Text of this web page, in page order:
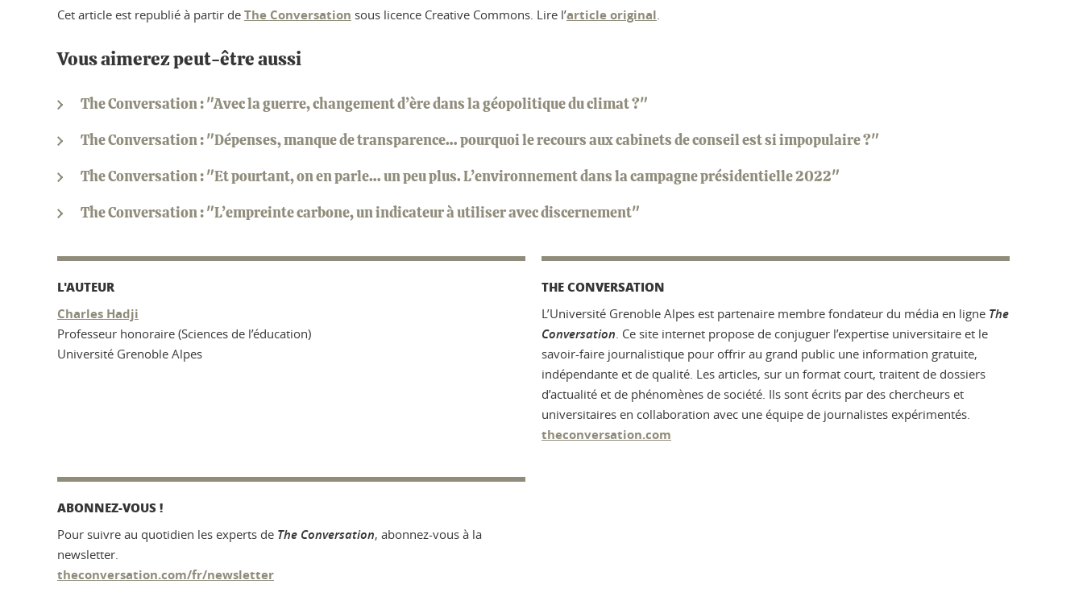
Cet article est republié à partir de The Conversation sous licence Creative Commons. Lire l’article original.
Vous aimerez peut-être aussi
The Conversation : "Avec la guerre, changement d’ère dans la géopolitique du climat ?"
The Conversation : "Dépenses, manque de transparence… pourquoi le recours aux cabinets de conseil est si impopulaire ?"
The Conversation : "Et pourtant, on en parle… un peu plus. L’environnement dans la campagne présidentielle 2022"
The Conversation : "L’empreinte carbone, un indicateur à utiliser avec discernement"
L'AUTEUR
Charles Hadji
Professeur honoraire (Sciences de l’éducation)
Université Grenoble Alpes
THE CONVERSATION
L’Université Grenoble Alpes est partenaire membre fondateur du média en ligne The
Conversation. Ce site internet propose de conjuguer l’expertise universitaire et le
savoir-faire journalistique pour offrir au grand public une information gratuite,
indépendante et de qualité. Les articles, sur un format court, traitent de dossiers
d’actualité et de phénomènes de société. Ils sont écrits par des chercheurs et
universitaires en collaboration avec une équipe de journalistes expérimentés.
theconversation.com
ABONNEZ-VOUS !
Pour suivre au quotidien les experts de The Conversation, abonnez-vous à la
newsletter.
theconversation.com/fr/newsletter